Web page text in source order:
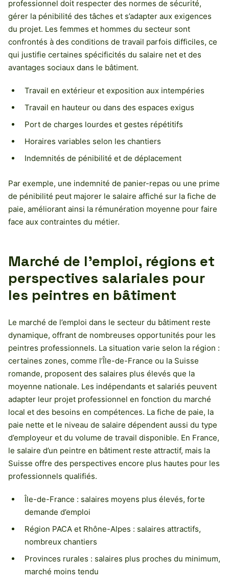
professionnel doit respecter des normes de sécurité,
gérer la pénibilité des tâches et s’adapter aux exigences
du projet. Les femmes et hommes du secteur sont
confrontés à des conditions de travail parfois difficiles, ce
qui justifie certaines spécificités du salaire net et des
avantages sociaux dans le bâtiment.
Travail en extérieur et exposition aux intempéries
Travail en hauteur ou dans des espaces exigus
Port de charges lourdes et gestes répétitifs
Horaires variables selon les chantiers
Indemnités de pénibilité et de déplacement
Par exemple, une indemnité de panier-repas ou une prime
de pénibilité peut majorer le salaire affiché sur la fiche de
paie, améliorant ainsi la rémunération moyenne pour faire
face aux contraintes du métier.
Marché de l’emploi, régions et
perspectives salariales pour
les peintres en bâtiment
Le marché de l’emploi dans le secteur du bâtiment reste
dynamique, offrant de nombreuses opportunités pour les
peintres professionnels. La situation varie selon la région :
certaines zones, comme l’Île-de-France ou la Suisse
romande, proposent des salaires plus élevés que la
moyenne nationale. Les indépendants et salariés peuvent
adapter leur projet professionnel en fonction du marché
local et des besoins en compétences. La fiche de paie, la
paie nette et le niveau de salaire dépendent aussi du type
d’employeur et du volume de travail disponible. En France,
le salaire d’un peintre en bâtiment reste attractif, mais la
Suisse offre des perspectives encore plus hautes pour les
professionnels qualifiés.
Île-de-France : salaires moyens plus élevés, forte
demande d’emploi
Région PACA et Rhône-Alpes : salaires attractifs,
nombreux chantiers
Provinces rurales : salaires plus proches du minimum,
marché moins tendu